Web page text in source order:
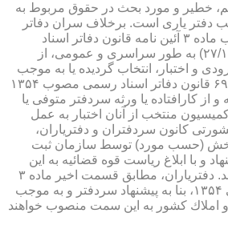
خطیر و مورد بحث در حقوق مربوط به
دفتر یاری است. برخلاف سران دفاتر
اسناد رسمی كه به موجب ماده ۳ آئین نامه قانون دفاتر اسناد
رسمی (اصلاحی ۲۷/۱۱/۱۳۶۰) به طور سراسری و عمومی، از
و اختبار، انتخاب گردیده یا به موجب
اختیارات حاصله از ماده ۶۹ قانون دفاتر اسناد رسمی مصوب ۱۳۵۴
كارافتاده یا ورثه سردفتر متوفی یا
منتخب از آنان اختبار به عمل
كانون سردفتران و دفتریاران،
بخش (حسب مورد) توسط سازمان ثبت
و با ابلاغ ریاست قوه قضائیه به این
سمت منصوب خواهند شد. دفتریاران، مطابق قسمت اخیر ماده ۳
قانون دفاتر اسناد رسمی ۱۳۵۴، بنا به پیشنهاد سردفتر و به موجب
و املاك كشور به این سمت منصوب خواهند